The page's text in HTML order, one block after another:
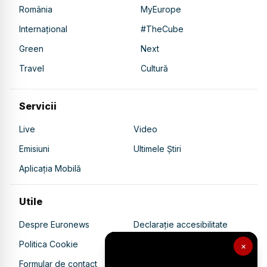
×
România
MyEurope
Internațional
#TheCube
Green
Next
Travel
Cultură
Servicii
Live
Video
Emisiuni
Ultimele Știri
Aplicația Mobilă
Utile
Despre Euronews
Declarație accesibilitate
Politica Cookie
Politica de confidențialitate
Formular de contact